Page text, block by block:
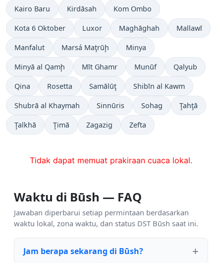
Kairo Baru Kirdāsah Kom Ombo
Kota 6 Oktober Luxor Maghāghah Mallawī
Manfalut Marsá Maţrūḩ Minya
Minyā al Qamḩ Mīt Ghamr Munūf Qalyub
Qina Rosetta Samālūţ Shibīn al Kawm
Shubrā al Khaymah Sinnūris Sohag Ţahţā
Ţalkhā Ţimā Zagazig Zefta
Tidak dapat memuat prakiraan cuaca lokal.
Waktu di Būsh — FAQ
Jawaban diperbarui setiap permintaan berdasarkan
waktu lokal, zona waktu, dan status DST Būsh saat ini.
Jam berapa sekarang di Būsh?